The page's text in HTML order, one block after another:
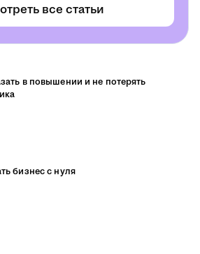
все статьи
в повышении и не потерять
бизнес с нуля